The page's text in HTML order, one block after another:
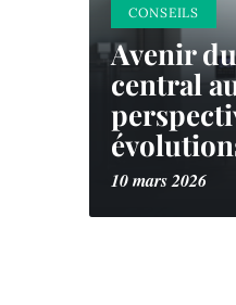
CONSEILS
Avenir
central
10 mars 2026